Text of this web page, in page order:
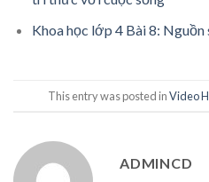
Khoa học lớp 4 Bài 8: Nguồn
This entry was posted inVideo
ADMINCD